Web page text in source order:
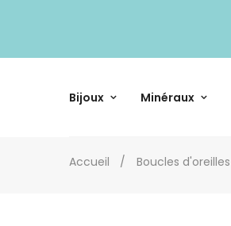
Bijoux Minéraux
Accueil Boucles d'oreilles